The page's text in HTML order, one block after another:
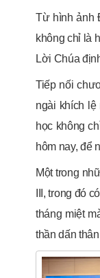
Từ hình ảnh
không chỉ là
Lời Chúa
Tiếp nối
ngài khích
học không
hôm nay, để
Một trong
III, trong đó
tháng miệt
thần dấn